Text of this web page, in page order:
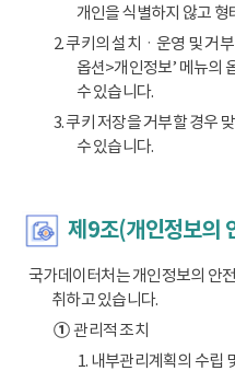
개인을 식별하지 않고
2. 쿠키의 설치ㆍ운영 및 거
옵션>개인정보’ 메뉴의
수 있습니다.
3. 쿠키 저장을 거부할 경우
수 있습니다.
제9조(개인정보의
국가데이터처는 개인정보의 안
취하고 있습니다.
①관리적 조치
1. 내부관리계획의 수립